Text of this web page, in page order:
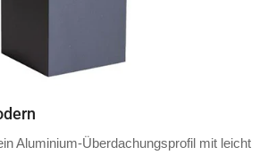
Aluminium-Überdachungsprofil mit leicht